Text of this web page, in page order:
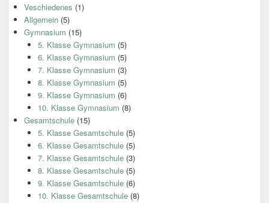
Veschiedenes (1)
Allgemein (5)
Gymnasium (15)
5. Klasse Gymnasium (5)
6. Klasse Gymnasium (5)
7. Klasse Gymnasium (3)
8. Klasse Gymnasium (5)
9. Klasse Gymnasium (6)
10. Klasse Gymnasium (8)
Gesamtschule (15)
5. Klasse Gesamtschule(5)
6. Klasse Gesamtschule(5)
7. Klasse Gesamtschule(3)
8. Klasse Gesamtschule(5)
9. Klasse Gesamtschule(6)
10. Klasse Gesamtschule(8)